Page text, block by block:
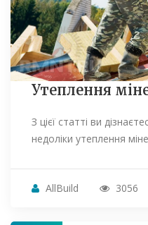
Утеплення
З цієї статті ви
недоліки утеплення
AllBuild 3056